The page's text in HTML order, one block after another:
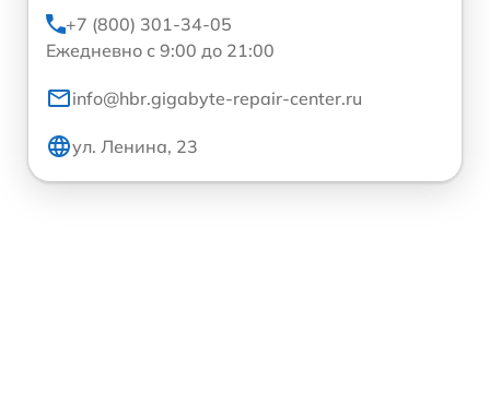
+7 (800) 301-34-05
Ежедневно с 9:00 до 21:00
info@hbr.gigabyte-repair-center.ru
ул. Ленина, 23